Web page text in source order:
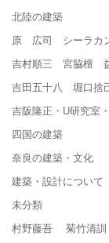
北陸の建築
原 広司 シーラカ
吉村順三 宮脇檀
吉田五十八 堀口
吉阪隆正・U研究室
四国の建築
奈良の建築・文化
建築・設計について
未分類
村野藤吾 菊竹清